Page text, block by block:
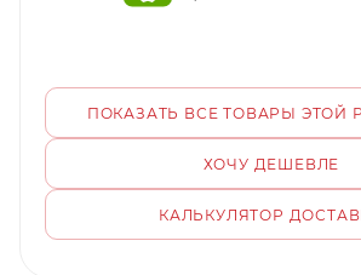
ПОКАЗАТЬ ВСЕ ТОВАРЫ ЭТОЙ
ХОЧУ ДЕШЕВЛЕ
КАЛЬКУЛЯТОР